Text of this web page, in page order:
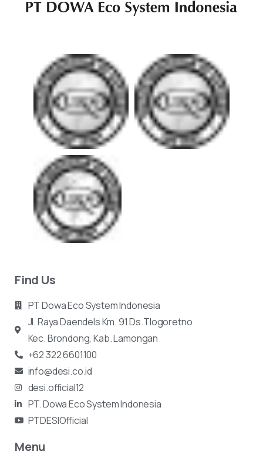
Find Us
PT Dowa Eco System Indonesia
Jl. Raya Daendels Km. 91 Ds.Tlogoretno
Kec.Brondong, Kab. Lamongan
+62 322 6601100
info@desi.co.id
desi.official12
PT. Dowa Eco System Indonesia
PTDESIOfficial
Menu